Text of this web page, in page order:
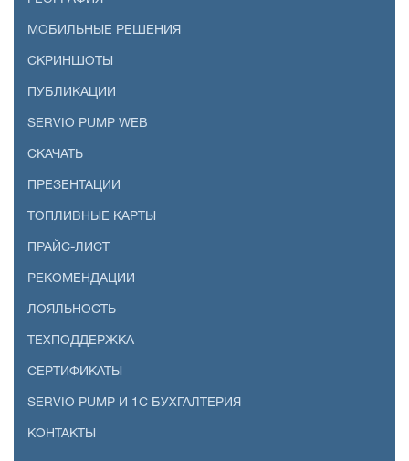
МОБИЛЬНЫЕ РЕШЕНИЯ
СКРИНШОТЫ
ПУБЛИКАЦИИ
SERVIO PUMP WEB
СКАЧАТЬ
ПРЕЗЕНТАЦИИ
ТОПЛИВНЫЕ КАРТЫ
ПРАЙС-ЛИСТ
РЕКОМЕНДАЦИИ
ЛОЯЛЬНОСТЬ
ТЕХПОДДЕРЖКА
СЕРТИФИКАТЫ
SERVIO PUMP И 1С БУХГАЛТЕРИЯ
КОНТАКТЫ